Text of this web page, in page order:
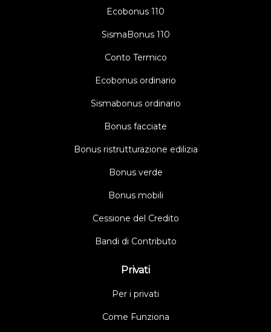
Ecobonus 110
SismaBonus 110
Conto Termico
Ecobonus ordinario
Sismabonus ordinario
Bonus facciate
Bonus ristrutturazione edilizia
Bonus verde
Bonus mobili
Cessione del Credito
Bandi di Contributo
Privati
Per i privati
Come Funziona